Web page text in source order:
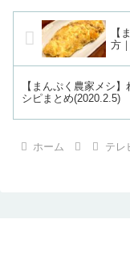
【
方
【まんぷく農家メシ
シピまとめ(2020.2.5)
ホーム テレ